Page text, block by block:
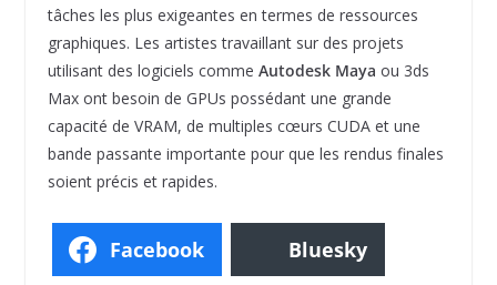
tâches les plus exigeantes en termes de ressources
graphiques. Les artistes travaillant sur des projets
utilisant des logiciels comme Autodesk Maya ou 3ds
Max ont besoin de GPUs possédant une grande
capacité de VRAM, de multiples cœurs CUDA et une
bande passante importante pour que les rendus finales
soient précis et rapides.
Facebook Bluesky